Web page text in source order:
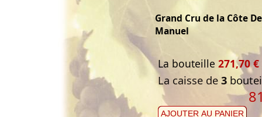
Grand Cru de la Côte
Manuel
La bouteille 271,70 €
La caisse de 3
AJOUTER AU PANIER